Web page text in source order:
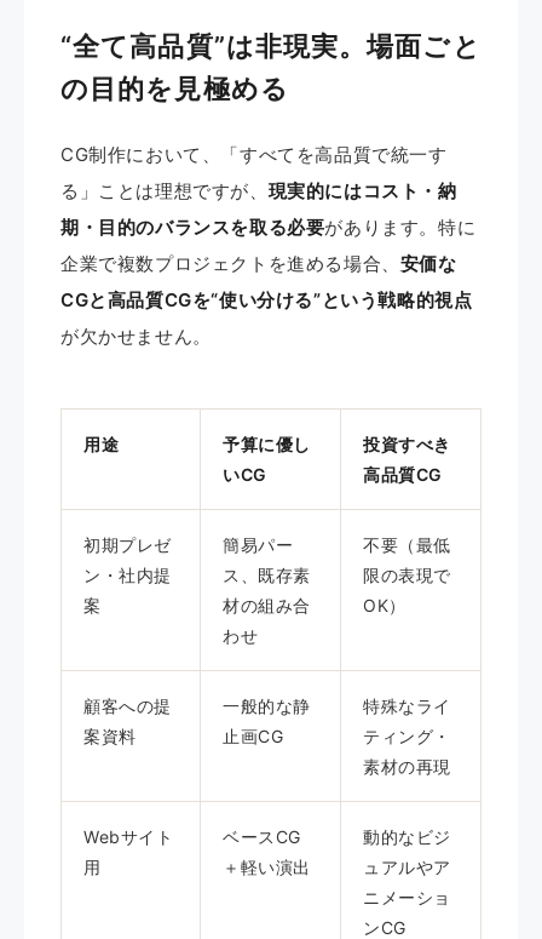
“全て高品質”は非現実。場面ごと
の目的を見極める
CG制作において、「すべてを高品質で統一す
る」ことは理想ですが、 現実的にはコスト・納
期・目的のバランスを取る必要があります。特に
企業で複数プロジェクトを進める場合、 安価な
CGと高品質CGを“使い分ける”という戦略的視点
が欠かせません。
用途
予算に優し
いCG
投資すべき
高品質CG
初期プレゼ
ン・社内提
案
簡易パー
ス、既存素
材の組み合
わせ
不要（最低
限の表現で
OK）
顧客への提
案資料
一般的な静
止画CG
特殊なライ
ティング・
素材の再現
Webサイト
用
ベースCG
＋軽い演出
動的なビジ
ュアルやア
ニメーショ
ンCG